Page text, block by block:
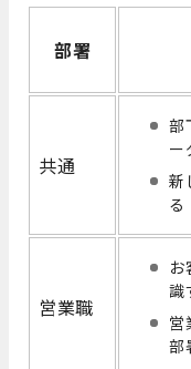
部署
共通
部
ー
新
る
営業職
お
識
営
部